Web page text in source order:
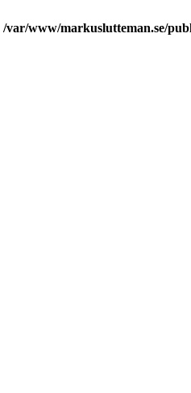
/var/www/markuslutteman.se/